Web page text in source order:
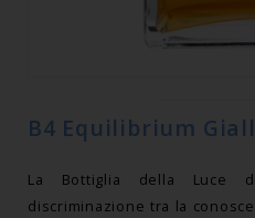
B4 Equilibrium
La Bottiglia della Luce
discriminazione tra la